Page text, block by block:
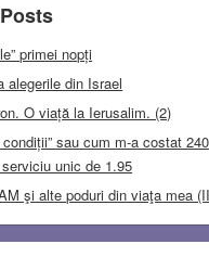
primei nopți
alegerile din Israel
O viață la Ierusalim. (2)
condiții” sau cum m-a costat 240
unic de 1.95
şi alte poduri din viaţa mea